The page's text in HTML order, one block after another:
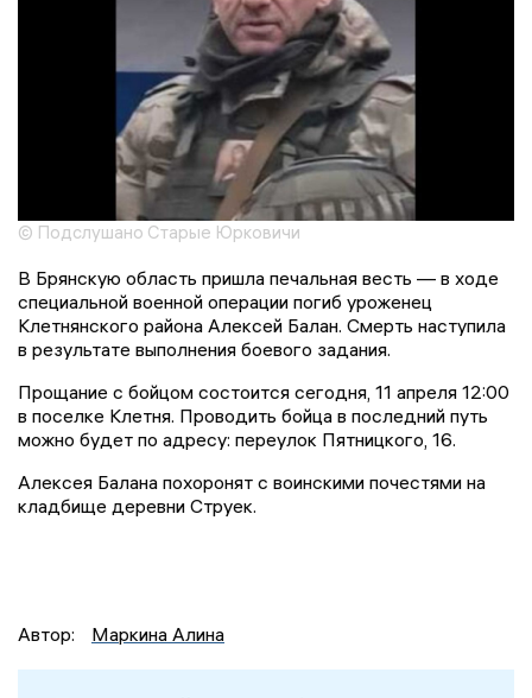
© Подслушано Старые Юрковичи
В Брянскую область пришла печальная весть — в ходе
специальной военной операции погиб уроженец
Клетнянского района Алексей Балан. Смерть наступила
в результате выполнения боевого задания.
Прощание с бойцом состоится сегодня, 11 апреля 12:00
в поселке Клетня. Проводить бойца в последний путь
можно будет по адресу: переулок Пятницкого, 16.
Алексея Балана похоронят с воинскими почестями на
кладбище деревни Струек.
Автор: Маркина Алина